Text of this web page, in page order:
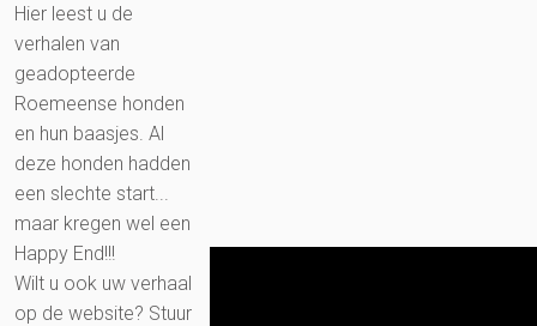
Hier leest u de
verhalen van
geadopteerde
Roemeense honden
en hun baasjes. Al
deze honden hadden
een slechte start...
maar kregen wel een
Happy End!!!
Wilt u ook uw verhaal
op de website? Stuur